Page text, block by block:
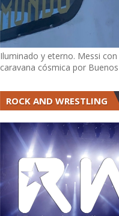
Iluminado y eterno. Messi
caravana cósmica por
ROCK AND WRESTLING